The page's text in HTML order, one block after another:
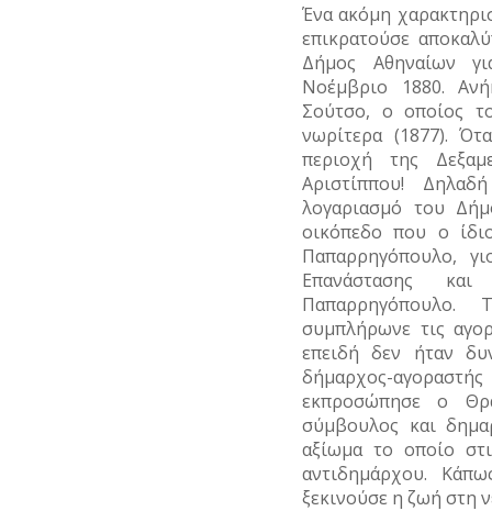
Ένα ακόμη
επικρατούσε
Δήμος Αθηναίων
Νοέμβριο 1880.
Σούτσο, ο οποίος
νωρίτερα (1877).
περιοχή της
Αριστίππου!
λογαριασμό του
οικόπεδο που ο
Παπαρρηγόπουλο,
Επανάστασης και
συμπλήρωνε τις
επειδή δεν ήταν
δήμαρχος-
εκπροσώπησε ο
σύμβουλος και
αξίωμα το οποίο
αντιδημάρχου.
ξεκινούσε η ζωή στη